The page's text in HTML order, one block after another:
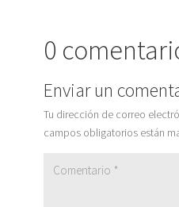
0
Enviar un
Tu dirección de correo
campos obligatorios están